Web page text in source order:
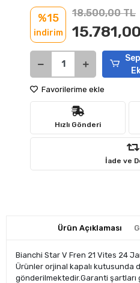
%15
indirim
18.500,00 TL
Favorilerime ekle
Hızlı Gönderi
İade ve
Ürün Açıklaması
Bianchi Star V Fren 21 Vites 24
Ürünler orjinal kapalı kutusunda
gönderilmektedir.Garanti